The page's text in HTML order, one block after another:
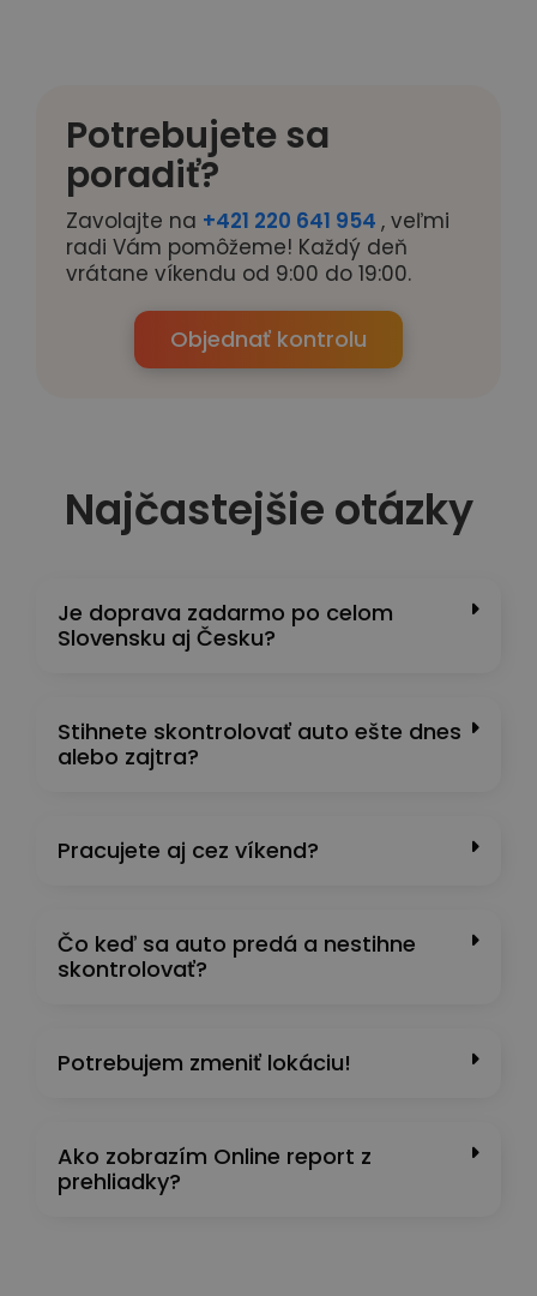
Potrebujete sa
poradiť?
Zavolajte na +421 220 641 954 , veľmi
radi Vám pomôžeme! Každý deň
vrátane víkendu od 9:00 do 19:00.
Objednať kontrolu
Najčastejšie otázky
Je doprava zadarmo po celom
Slovensku aj Česku?
Stihnete skontrolovať auto ešte dnes
alebo zajtra?
Pracujete aj cez víkend?
Čo keď sa auto predá a nestihne
skontrolovať?
Potrebujem zmeniť lokáciu!
Ako zobrazím Online report z
prehliadky?